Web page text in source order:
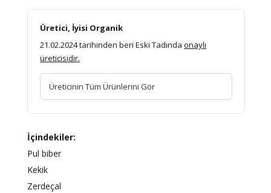
Üretici, İyisi Organik
21.02.2024 tarihinden beri Eski Tadında onaylı
üreticisidir.
Üreticinin Tüm Ürünlerini Gör
İçindekiler:
Pul biber
Kekik
Zerdeçal